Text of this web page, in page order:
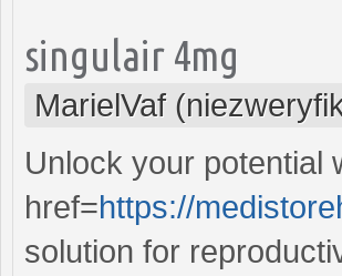
singulair 4mg
MarielVaf
Unlock your potential
href=https://
solution for